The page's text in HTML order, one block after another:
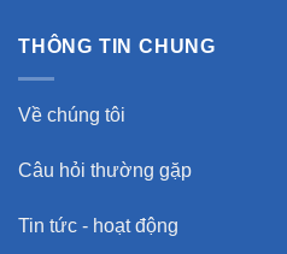
THÔNG TIN CHUNG
Về chúng tôi
Câu hỏi thường gặp
Tin tức - hoạt động